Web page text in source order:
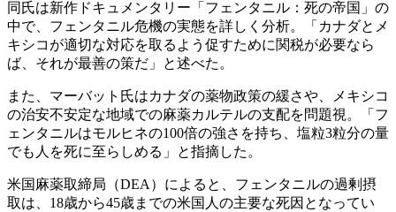
同氏は新作ドキュメンタリー「フェンタニル：死の帝国」の
中で、フェンタニル危機の実態を詳しく分析。「カナダとメ
キシコが適切な対応を取るよう促すために関税が必要なら
ば、それが最善の策だ」と述べた。
また、マーバット氏はカナダの薬物政策の緩さや、メキシコ
の治安不安定な地域での麻薬カルテルの支配を問題視。「フ
ェンタニルはモルヒネの100倍の強さを持ち、塩粒3粒分の量
でも人を死に至らしめる」と指摘した。
米国麻薬取締局（DEA）によると、フェンタニルの過剰摂
取は、18歳から45歳までの米国人の主要な死因となってい